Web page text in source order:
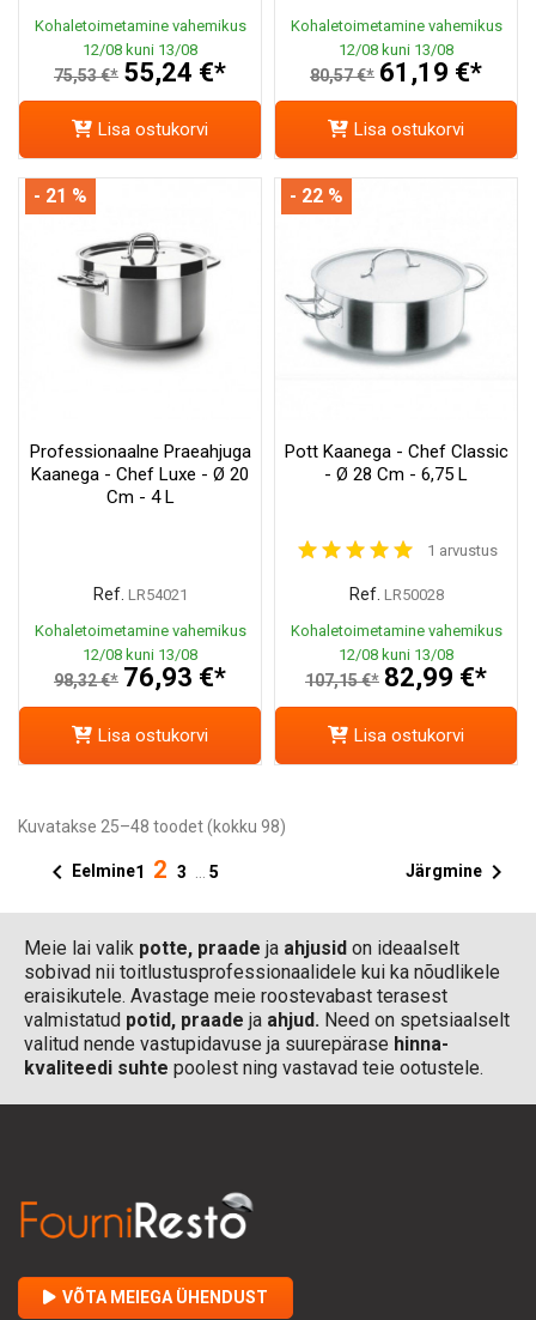
Kohaletoimetamine vahemikus
12/08 kuni 13/08
75,53 €* 55,24 €*
Lisa ostukorvi
Kohaletoimetamine vahemikus
12/08 kuni 13/08
80,57 €* 61,19 €*
Lisa ostukorvi
Professionaalne Praeahjuga
Kaanega - Chef Luxe - Ø 20
Cm - 4 L
Ref. LR54021
Kohaletoimetamine vahemikus
12/08 kuni 13/08
98,32 €* 76,93 €*
- 21 %
Lisa ostukorvi
Pott Kaanega - Chef Classic
- Ø 28 Cm - 6,75 L
1 arvustus
Ref. LR50028
Kohaletoimetamine vahemikus
12/08 kuni 13/08
107,15 €* 82,99 €*
- 22 %
Lisa ostukorvi
Kuvatakse 25–48 toodet (kokku 98)
 Eelmine1 2 3 5 Järgmine 
Meie lai valik potte, praade ja ahjusid on ideaalselt
sobivad nii toitlustusprofessionaalidele kui ka nõudlikele
eraisikutele. Avastage meie roostevabast terasest
valmistatud potid, praade ja ahjud. Need on spetsiaalselt
valitud nende vastupidavuse ja suurepärase hinna-
kvaliteedi suhte poolest ning vastavad teie ootustele.
VÕTA MEIEGA ÜHENDUST